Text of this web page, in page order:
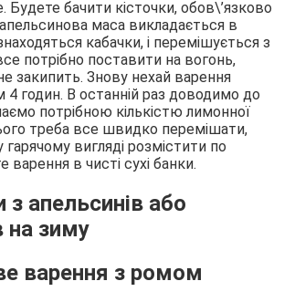
Будете бачити кісточки, обов\’язково
маса викладається в
кабачки, і перемішується з
потрібно поставити на вогонь,
закипить. Знову нехай варення
4 годин. В останній раз доводимо до
потрібною кількістю лимонної
треба все швидко перемішати,
вигляді розмістити по
варення в чисті сухі банки.
варення з ромом